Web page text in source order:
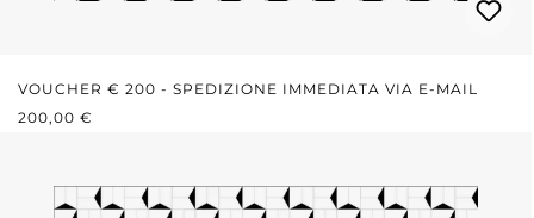
VOUCHER € 200 - SPEDIZIONE IMMEDIATA VIA E-MAIL
PREZZO NORMALE:
200,00 €